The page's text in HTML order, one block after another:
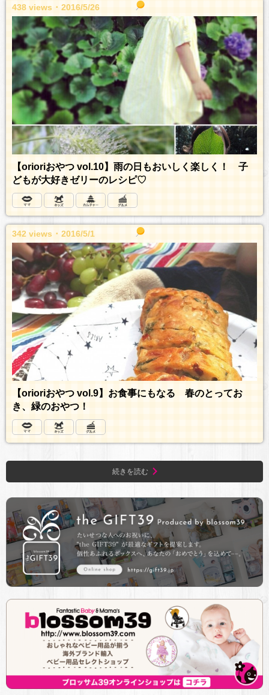
438 views ･ 2016/5/26
【orioriおやつ vol.10】雨の日もおいしく楽しく！ 子
どもが大好きゼリーのレシピ♡
342 views ･ 2016/5/1
【orioriおやつ vol.9】お食事にもなる 春のとってお
き、緑のおやつ！
続きを読む